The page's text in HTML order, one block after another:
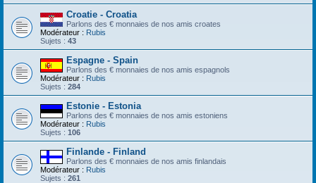
Croatie - Croatia
Parlons des € monnaies de nos amis croates
Modérateur : Rubis
Sujets : 43
Espagne - Spain
Parlons des € monnaies de nos amis espagnols
Modérateur : Rubis
Sujets : 284
Estonie - Estonia
Parlons des € monnaies de nos amis estoniens
Modérateur : Rubis
Sujets : 106
Finlande - Finland
Parlons des € monnaies de nos amis finlandais
Modérateur : Rubis
Sujets : 261